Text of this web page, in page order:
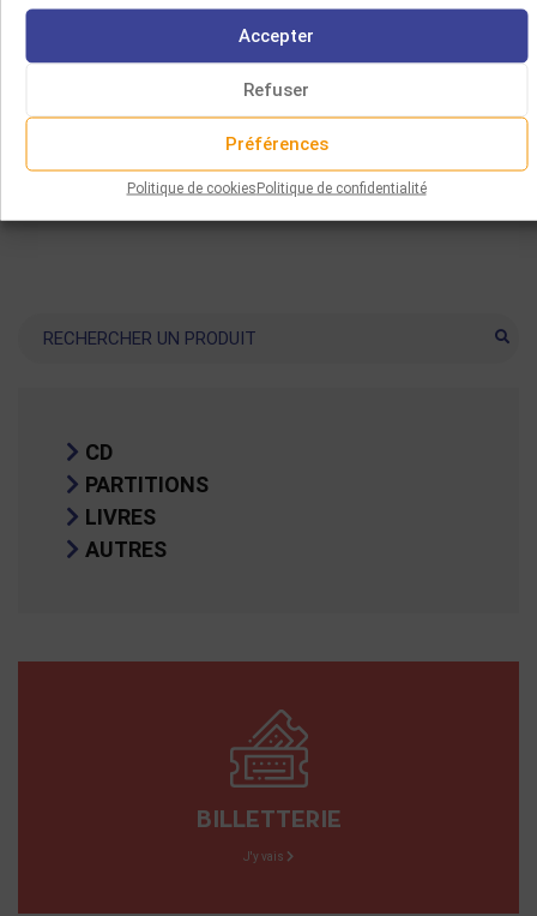
Accepter
Refuser
Préférences
Politique de cookiesPolitique de confidentialité
JUIFS ET TROUVÈRES
Recherche
CD
PARTITIONS
LIVRES
AUTRES
BILLETTERIE
J'y vais